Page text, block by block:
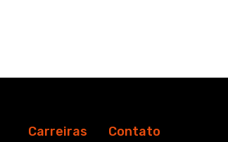
Carreiras Contato